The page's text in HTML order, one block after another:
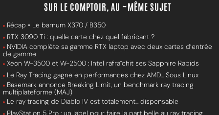
SUR LE COMPTOIR, AU ~MÊME SUJET
Récap • Le barnum X370 / B350
RTX 3090 Ti : quelle carte chez quel fabricant ?
NVIDIA complète sa gamme RTX laptop avec deux cartes d’entrée
de gamme
Xeon W-3500 et W-2500 : Intel rafraîchit ses Sapphire Rapids
Le Ray Tracing gagne en performances chez AMD... Sous Linux
Basemark annonce Breaking Limit, un benchmark ray tracing
multiplateforme (MAJ)
Le ray tracing de Diablo IV est totalement... dispensable
PlayStation 5 Pro : un label pour faire la part belle au ray tracing